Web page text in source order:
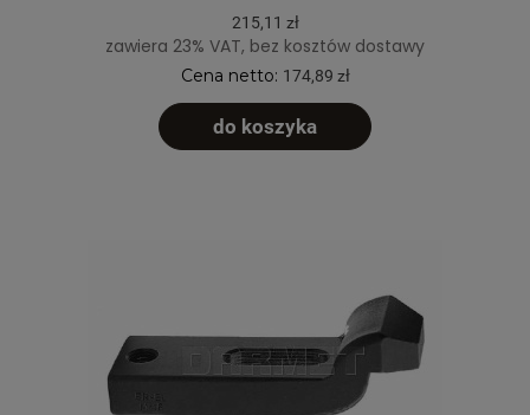
215,11 zł
zawiera 23% VAT, bez kosztów dostawy
Cena netto: 174,89 zł
do koszyka